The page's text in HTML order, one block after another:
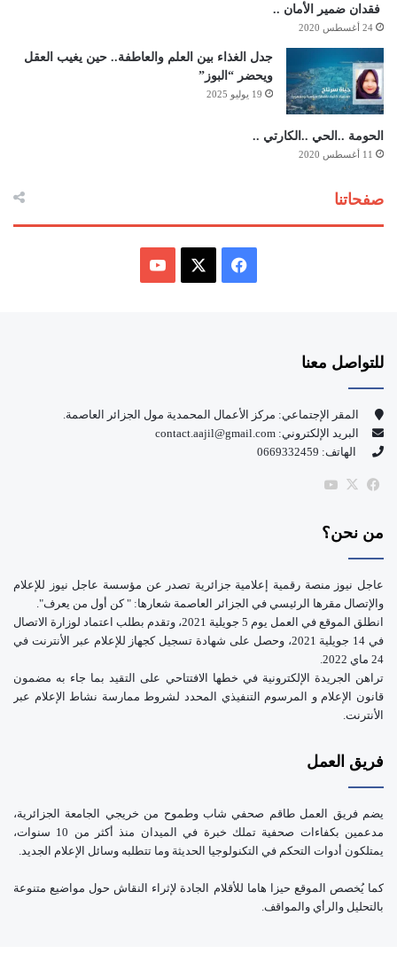
فقدان ضمير الأمان ..
24 أغسطس 2020
جدل الغذاء بين العلم والعاطفة.. حين يغيب العقل
ويحضر “البوز”
19 يوليو 2025
الحومة ..الحي ..الكارتي ..
11 أغسطس 2020
صفحاتنا
و
ك
للتواصل معنا
المقر الإجتماعي: مركز الأعمال المحمدية مول الجزائر العاصمة.
البريد الإلكتروني: contact.aajil@gmail.com
الهاتف: 0669332459
فيسبوك
‫X
من نحن؟
عاجل نيوز منصة رقمية إعلامية جزائرية تصدر عن مؤسسة عاجل نيوز للإعلام
والإتصال مقرها الرئيسي في الجزائر العاصمة شعارها: " كن أول من يعرف".
انطلق الموقع في العمل يوم 5 جويلية 2021، وتقدم بطلب اعتماد لوزارة الاتصال
في 14 جويلية 2021، وحصل على شهادة تسجيل كجهاز للإعلام عبر الأنترنت في
24 ماي 2022.
تراهن الجريدة الإلكترونية في خطها الافتتاحي على التقيد بما جاء به مضمون
قانون الإعلام و المرسوم التنفيذي المحدد لشروط ممارسة نشاط الإعلام عبر
الأنترنت.
فريق العمل
يضم فريق العمل طاقم صحفي شاب وطموح من خريجي الجامعة الجزائرية،
مدعمين بكفاءات صحفية تملك خبرة في الميدان منذ أكثر من 10 سنوات،
يمتلكون أدوات التحكم في التكنولوجيا الحديثة وما تتطلبه وسائل الإعلام الجديد.
كما يُخصص الموقع حيزا هاما للأقلام الجادة لإثراء النقاش حول مواضيع متنوعة
بالتحليل والرأي والمواقف.